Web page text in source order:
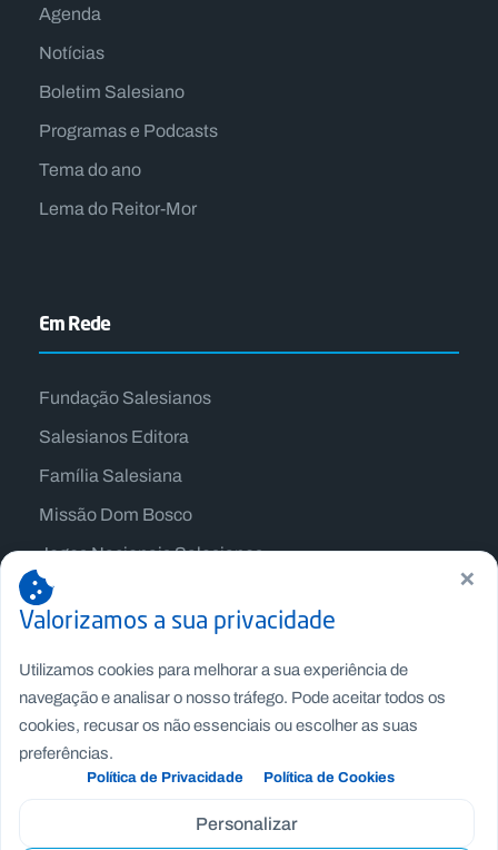
Agenda
Notícias
Boletim Salesiano
Programas e Podcasts
Tema do ano
Lema do Reitor-Mor
Em Rede
Fundação Salesianos
Salesianos Editora
Família Salesiana
Missão Dom Bosco
Jogos Nacionais Salesianos
×
Valorizamos a sua privacidade
Utilizamos cookies para melhorar a sua experiência de
navegação e analisar o nosso tráfego. Pode aceitar todos os
cookies, recusar os não essenciais ou escolher as suas
preferências.
Política de Privacidade Política de Cookies
Personalizar